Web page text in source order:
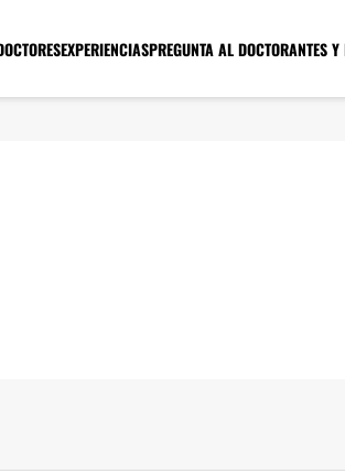
EXPERIENCIASPREGUNTA AL DOCTORANTES Y